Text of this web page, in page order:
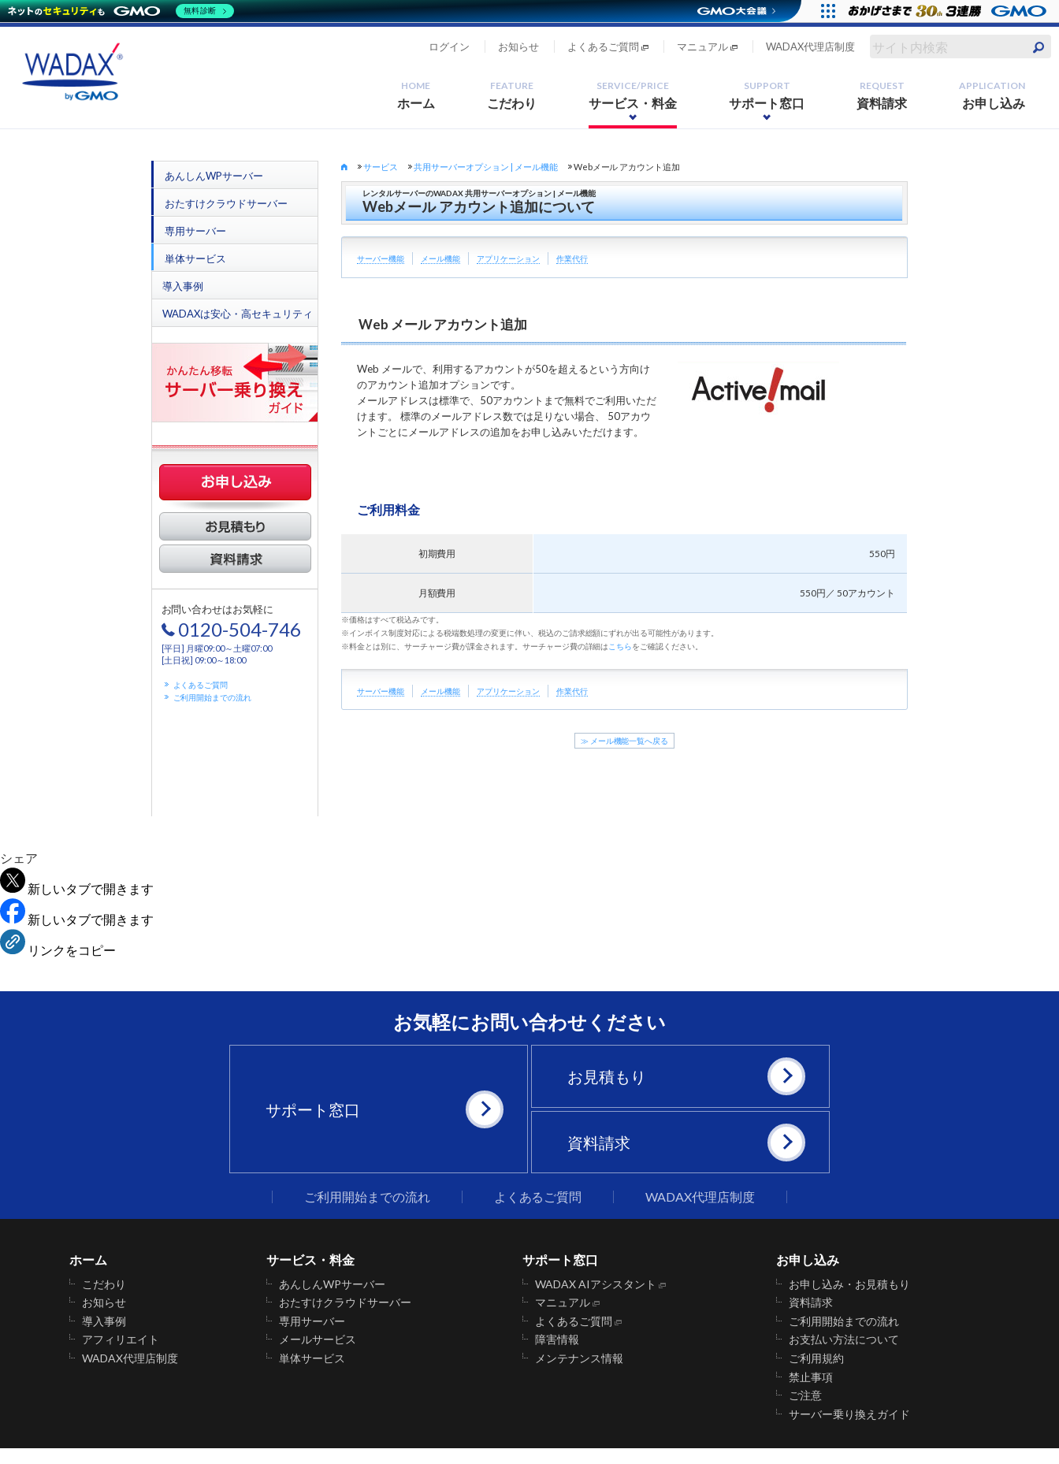
HOME
ホーム
FEATURE
こだわり
SERVICE/PRICE
サービス・料金
SUPPORT
サポート窓口
REQUEST
資料請求
APPLICATION
お申し込み
ログイン お知らせ よくあるご質問 マニュアル WADAX代理店制度
あんしんWPサーバー
おたすけクラウドサーバー
専用サーバー
単体サービス
導入事例
WADAXは安心・高セキュリティ
お問い合わせはお気軽に
0120-504-746
[平日] 月曜09:00～土曜07:00
[土日祝] 09:00～18:00
よくあるご質問
ご利用開始までの流れ
サービス 共用サーバーオプション | メール機能 Webメール アカウント追加
レンタルサーバーのWADAX 共用サーバーオプション | メール機能
Webメール アカウント追加について
サーバー機能 メール機能 アプリケーション 作業代行
Web メール アカウント追加
Web メールで、利用するアカウントが50を超えるという方向け
のアカウント追加オプションです。
メールアドレスは標準で、50アカウントまで無料でご利用いただ
けます。 標準のメールアドレス数では足りない場合、 50アカウ
ントごとにメールアドレスの追加をお申し込みいただけます。
ご利用料金
初期費用 550円
月額費用 550円／ 50アカウント
※価格はすべて税込みです。
※インボイス制度対応による税端数処理の変更に伴い、税込のご請求総額にずれが出る可能性があります。
※料金とは別に、サーチャージ費が課金されます。サーチャージ費の詳細は こちらをご確認ください。
サーバー機能 メール機能 アプリケーション 作業代行
≫ メール機能一覧へ戻る
シェア
新しいタブで開きます
新しいタブで開きます
リンクをコピー
お気軽にお問い合わせください
サポート窓口
お見積もり
資料請求
ご利用開始までの流れ よくあるご質問 WADAX代理店制度
ホーム
こだわり
お知らせ
導入事例
アフィリエイト
WADAX代理店制度
サービス・料金
あんしんWPサーバー
おたすけクラウドサーバー
専用サーバー
メールサービス
単体サービス
サポート窓口
WADAX AIアシスタント
マニュアル
よくあるご質問
障害情報
メンテナンス情報
お申し込み
お申し込み・お見積もり
資料請求
ご利用開始までの流れ
お支払い方法について
ご利用規約
禁止事項
ご注意
サーバー乗り換えガイド
無料診断